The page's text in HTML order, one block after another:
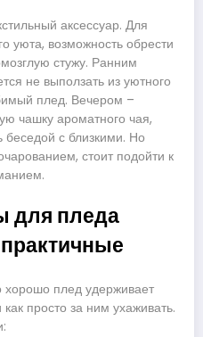
аксессуар. Для
уюта, возможность обрести
стужу. Ранним
не выползать из уютного
плед. Вечером –
чашку ароматного чая,
беседой с близкими. Но
стоит подойти к
для пледа
хорошо плед удерживает
просто за ним ухаживать.